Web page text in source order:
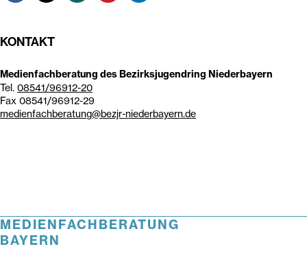
KONTAKT
Medienfachberatung des Bezirksjugendring Niederbayern
Tel. 08541/96912-20
Fax 08541/96912-29
medienfachberatung@bezjr-niederbayern.de
MEDIENFACHBERATUNG
BAYERN